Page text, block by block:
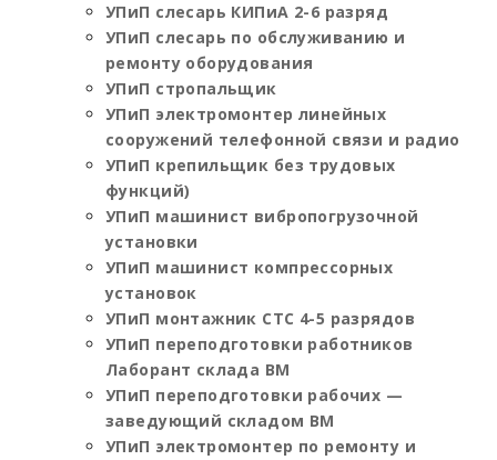
УПиП слесарь КИПиА 2-6 разряд
УПиП слесарь по обслуживанию и
ремонту оборудования
УПиП стропальщик
УПиП электромонтер линейных
сооружений телефонной связи и радио
УПиП крепильщик без трудовых
функций)
УПиП машинист вибропогрузочной
установки
УПиП машинист компрессорных
установок
УПиП монтажник СТС 4-5 разрядов
УПиП переподготовки работников
Лаборант склада ВМ
УПиП переподготовки рабочих —
заведующий складом ВМ
УПиП электромонтер по ремонту и